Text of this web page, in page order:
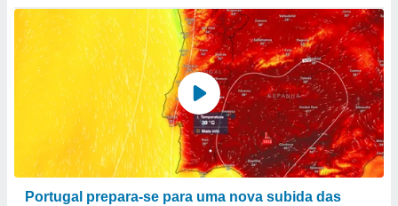
Portugal prepara-se para uma nova subida das